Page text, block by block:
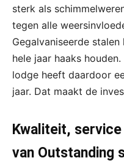
sterk als
tegen alle
Gegalvaniseerde
hele jaar haaks
lodge heeft daardoor
jaar. Dat maakt de
Kwaliteit,
van Outstanding